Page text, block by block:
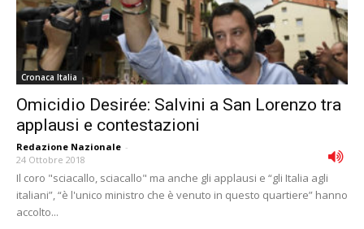
Cronaca Italia
Omicidio Desirée: Salvini a San Lorenzo tra
applausi e contestazioni
Redazione Nazionale -
24 Ottobre 2018
Il coro "sciacallo, sciacallo" ma anche gli applausi e “gli Italia agli
italiani”, “è l'unico ministro che è venuto in questo quartiere” hanno
accolto...